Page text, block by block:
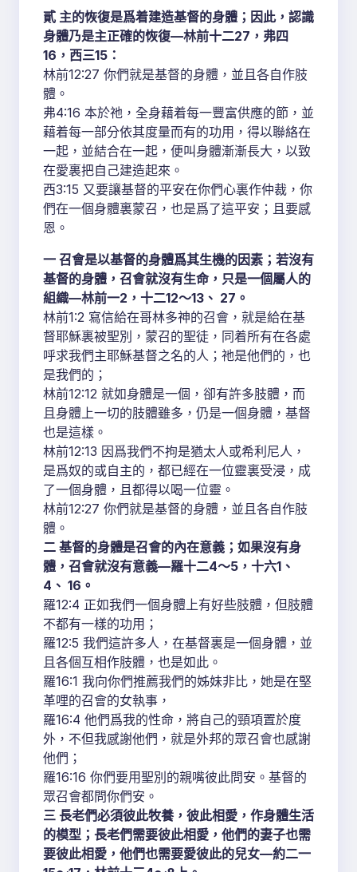
貳 主的恢復是爲着建造基督的身體；因此，認識
身體乃是主正確的恢復—林前十二27，弗四
16，西三15：
林前12:27 你們就是基督的身體，並且各自作肢
體。
弗4:16 本於祂，全身藉着每一豐富供應的節，並
藉着每一部分依其度量而有的功用，得以聯絡在
一起，並結合在一起，便叫身體漸漸長大，以致
在愛裏把自己建造起來。
西3:15 又要讓基督的平安在你們心裏作仲裁，你
們在一個身體裏蒙召，也是爲了這平安；且要感
恩。
一 召會是以基督的身體爲其生機的因素；若沒有
基督的身體，召會就沒有生命，只是一個屬人的
組織—林前一2，十二12～13、 27。
林前1:2 寫信給在哥林多神的召會，就是給在基
督耶穌裏被聖別，蒙召的聖徒，同着所有在各處
呼求我們主耶穌基督之名的人；祂是他們的，也
是我們的；
林前12:12 就如身體是一個，卻有許多肢體，而
且身體上一切的肢體雖多，仍是一個身體，基督
也是這樣。
林前12:13 因爲我們不拘是猶太人或希利尼人，
是爲奴的或自主的，都已經在一位靈裏受浸，成
了一個身體，且都得以喝一位靈。
林前12:27 你們就是基督的身體，並且各自作肢
體。
二 基督的身體是召會的內在意義；如果沒有身
體，召會就沒有意義—羅十二4～5，十六1、
4、 16。
羅12:4 正如我們一個身體上有好些肢體，但肢體
不都有一樣的功用；
羅12:5 我們這許多人，在基督裏是一個身體，並
且各個互相作肢體，也是如此。
羅16:1 我向你們推薦我們的姊妹非比，她是在堅
革哩的召會的女執事，
羅16:4 他們爲我的性命，將自己的頸項置於度
外，不但我感謝他們，就是外邦的眾召會也感謝
他們；
羅16:16 你們要用聖別的親嘴彼此問安。基督的
眾召會都問你們安。
三 長老們必須彼此牧養，彼此相愛，作身體生活
的模型；長老們需要彼此相愛，他們的妻子也需
要彼此相愛，他們也需要愛彼此的兒女—約二一